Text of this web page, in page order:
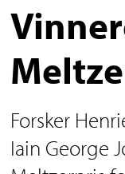
Forsker
Iain George